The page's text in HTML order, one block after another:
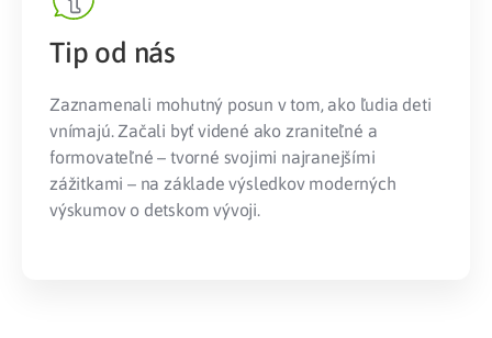
Tip od nás
Zaznamenali mohutný posun v tom, ako ľudia deti
vnímajú. Začali byť videné ako zraniteľné a
formovateľné – tvorné svojimi najranejšími
zážitkami – na základe výsledkov moderných
výskumov o detskom vývoji.